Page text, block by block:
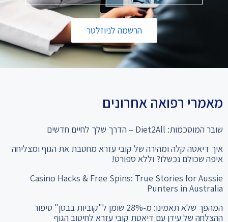
הרשמה לניוזלטר
מאמרי רפואה אחרונים
שובר המוסכמות: Diet2All – הדרך שלך לחיים חדשים
איך דיאטה קלה ומהירה של קובי עזרא מחטבת את הגוף ומצליחה
איפה שכולם נכשלו? וללא ספורט!
Casino Hacks & Free Spins: True Stories for Aussie
Punters in Australia
המהפך שלא תאמינו: מ-28% שומן ל"קוביות בבטן" סיפור
ההצלחה של עידן עם דיאטת קובי עזרא לחיטוב הגוף